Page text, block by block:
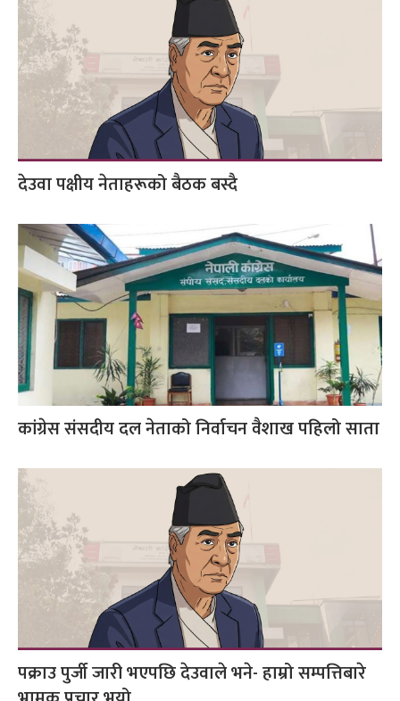
देउवा पक्षीय नेताहरूको बैठक बस्दै
कांग्रेस संसदीय दल नेताको निर्वाचन वैशाख पहिलो साता
पक्राउ पुर्जी जारी भएपछि देउवाले भने- हाम्रो सम्पत्तिबारे